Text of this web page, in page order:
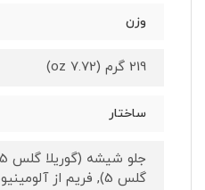
وزن
219 گرم (7.72 oz)
ساختار
گلس 5), فریم از آلومینیوم